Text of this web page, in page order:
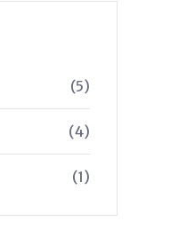
(5)
(4)
(1)